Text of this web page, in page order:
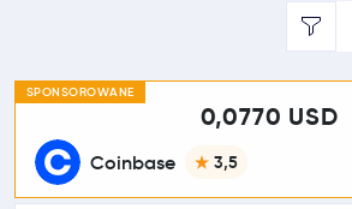
SPONSOROWANE
Coinbase 3,5
0,0770 USD